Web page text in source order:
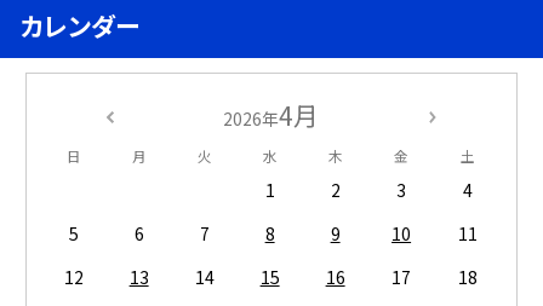
カレンダー
2026年4月
日 月 火 水 木 金 土
1 2 3
4
5
6 7 8 9 10
11
12
13 14 15 16 17
18